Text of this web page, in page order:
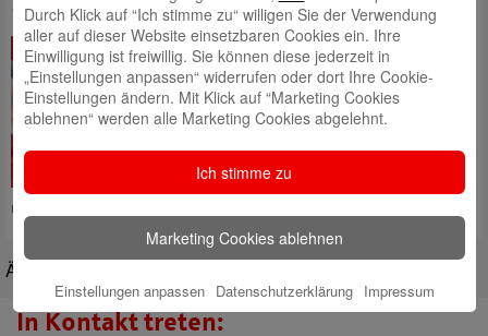
14. April 2023
Zinserhöhung versus Inflation:
Nach der letzten Erhöhung der
Europäischen Zentralbank (EZB)
beträgt der Leitzins jetzt 3,5
Prozent. Damit sollte sich die
ihrem Geld zu machen. Wäre da
nicht die Rekordinflation. Gibt es
Ältere Beiträge
In Kontakt treten:
Durch Klick auf “Ich stimme zu“ willigen Sie der Verwendung
aller auf dieser Website einsetzbaren Cookies ein. Ihre
Einwilligung ist freiwillig. Sie können diese jederzeit in
„Einstellungen anpassen“ widerrufen oder dort Ihre Cookie-
Einstellungen ändern. Mit Klick auf “Marketing Cookies
ablehnen“ werden alle Marketing Cookies abgelehnt.
Ich stimme zu
Marketing Cookies ablehnen
Einstellungen anpassen Datenschutzerklärung Impressum